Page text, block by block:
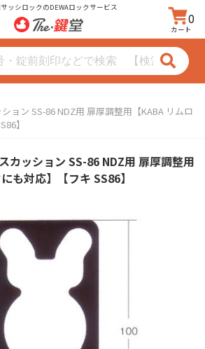
ッシロックのDEWAロックサービス
0
カート
ョン SS-86 NDZ用 扉厚調整用【KABA リムロ
】
カッション SS-86 NDZ用 扉厚調整用
も対応】【フキ SS86】